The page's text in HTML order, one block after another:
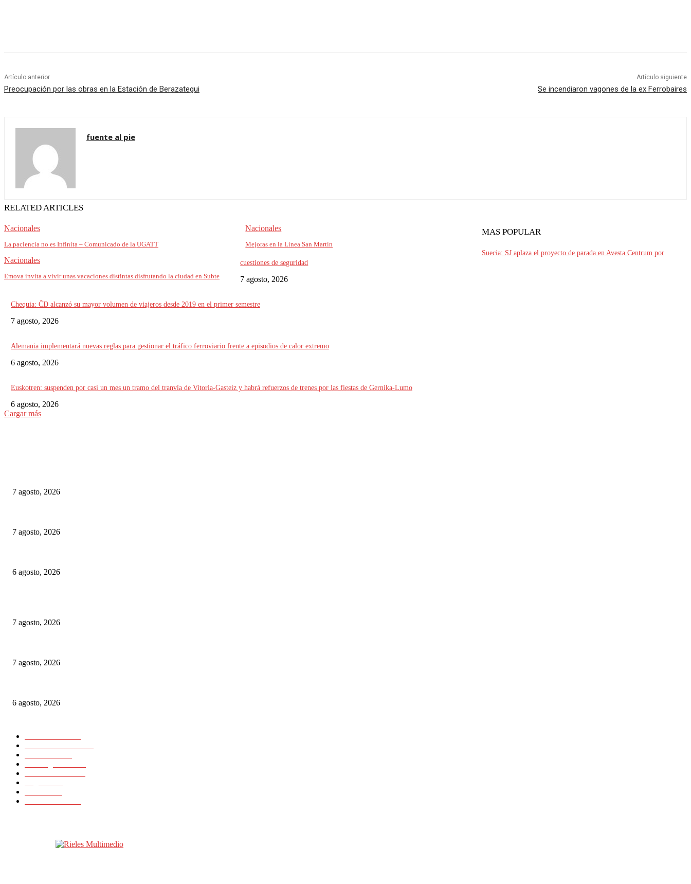
Artículo anterior
Preocupación por las obras en la Estación de Berazategui
Artículo siguiente
Se incendiaron vagones de la ex Ferrobaires
fuente al pie
RELATED ARTICLES
Nacionales
La paciencia no es Infinita – Comunicado de la UGATT
Nacionales
Mejoras en la Línea San Martín
Nacionales
Emova invita a vivir unas vacaciones distintas disfrutando la ciudad en Subte
MAS POPULAR
Suecia: SJ aplaza el proyecto de parada en Avesta Centrum por
cuestiones de seguridad
7 agosto, 2026
Chequia: ČD alcanzó su mayor volumen de viajeros desde 2019 en el primer semestre
7 agosto, 2026
Alemania implementará nuevas reglas para gestionar el tráfico ferroviario frente a episodios de calor extremo
6 agosto, 2026
Euskotren: suspenden por casi un mes un tramo del tranvía de Vitoria-Gasteiz y habrá refuerzos de trenes por las fiestas de Gernika-Lumo
6 agosto, 2026
Cargar más
7 agosto, 2026
7 agosto, 2026
6 agosto, 2026
7 agosto, 2026
7 agosto, 2026
6 agosto, 2026